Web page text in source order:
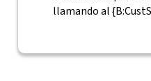
llamando al